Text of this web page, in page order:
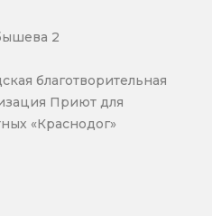
2
благотворительная
Приют для
«Краснодог»